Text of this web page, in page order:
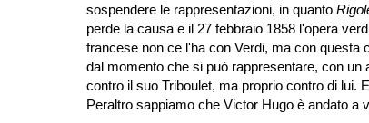
sospendere le rappresentazioni, in quanto
perde la causa e il 27 febbraio 1858 l'opera
francese non ce l'ha con Verdi, ma con questa
dal momento che si può rappresentare, con
contro il suo Triboulet, ma proprio contro di lui.
Peraltro sappiamo che Victor Hugo è andato a